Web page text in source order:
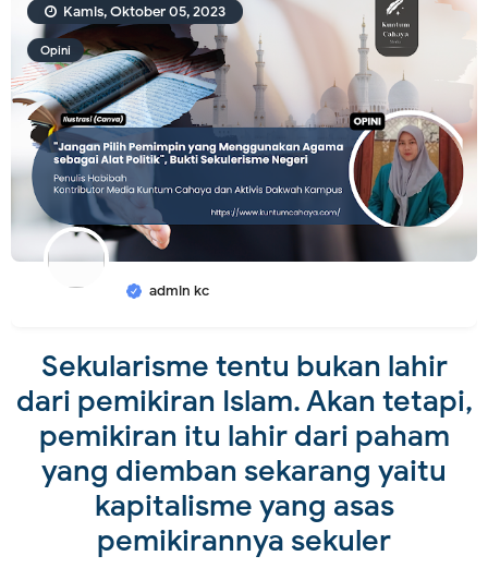
Opini
admin kc
Kamis, Oktober 05, 2023
Sekularisme tentu bukan lahir
dari pemikiran Islam. Akan tetapi,
pemikiran itu lahir dari paham
yang diemban sekarang yaitu
kapitalisme yang asas
pemikirannya sekuler